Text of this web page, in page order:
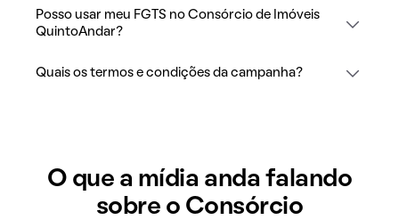
Posso usar meu FGTS no Consórcio de Imóveis
QuintoAndar?
Quais os termos e condições da campanha?
O que a mídia anda falando
sobre o Consórcio